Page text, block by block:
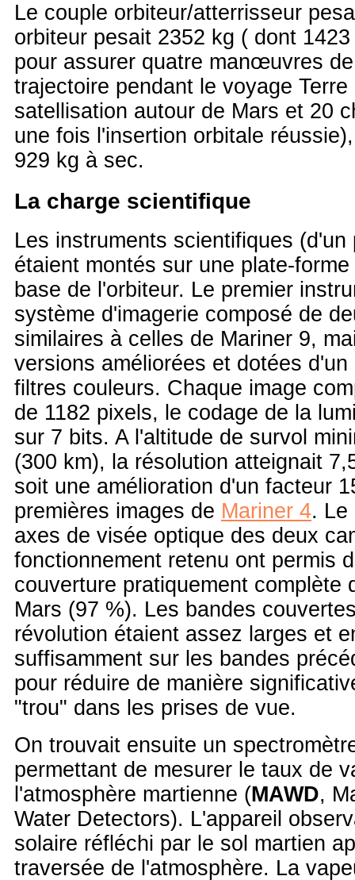
Le couple orbiteur/atterrisseur
orbiteur pesait 2352 kg ( dont
pour assurer quatre manœuvres
trajectoire pendant le voyage
satellisation autour de Mars et 20
une fois l'insertion orbitale
929 kg à sec.
La charge scientifique
Les instruments scientifiques (d'un
étaient montés sur une plate-
base de l'orbiteur. Le premier
système d'imagerie composé de
similaires à celles de Mariner 9,
versions améliorées et dotées
filtres couleurs. Chaque image
de 1182 pixels, le codage de la
sur 7 bits. A l'altitude de survol
(300 km), la résolution atteignait
soit une amélioration d'un facteur
premières images de Mariner 4. Le
axes de visée optique des deux
fonctionnement retenu ont permis
couverture pratiquement complète
Mars (97 %). Les bandes
révolution étaient assez larges et
suffisamment sur les bandes
pour réduire de manière
"trou" dans les prises de vue.
On trouvait ensuite un
permettant de mesurer le taux de
l'atmosphère martienne (MAWD,
Water Detectors). L'appareil
solaire réfléchi par le sol martien
traversée de l'atmosphère. La